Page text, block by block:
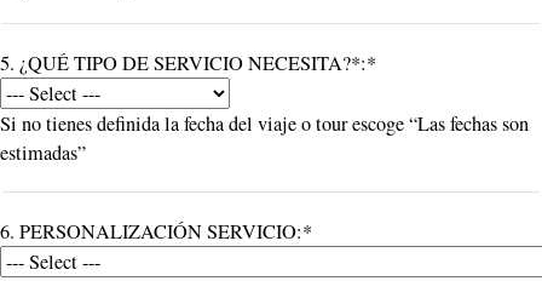
5. ¿QUÉ TIPO DE SERVICIO NECESITA?*:*
Si no tienes definida la fecha del viaje o tour escoge “Las fechas son
estimadas”
6. PERSONALIZACIÓN SERVICIO:*